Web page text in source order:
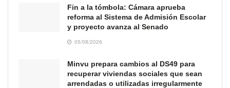
Fin a la tómbola: Cámara aprueba
reforma al Sistema de Admisión Escolar
y proyecto avanza al Senado
05/08/2026
Minvu prepara cambios al DS49 para
recuperar viviendas sociales que sean
arrendadas o utilizadas irregularmente